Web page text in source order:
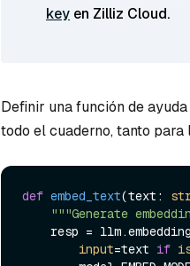
key en Zilliz Cloud.
Definir una función de
todo el cuaderno, tanto
def embed_text(text:
"""Generate
input=text if